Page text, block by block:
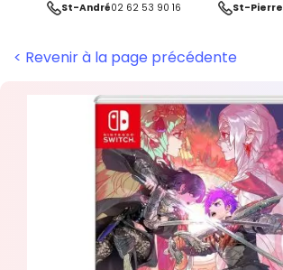
St-André02 62 53 90 16 St-Pierre
< Revenir à la page précédente